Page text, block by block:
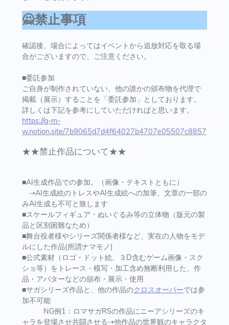
🙅禁止事項
確認後、場合によってはイベントから追放対応を取る場
合がございますので、ご注意ください。
■委託参加
ご自身が制作されていない、他の誰かの頒布物を代理で
掲載（展示）することを「委託参加」としております。
詳しくは下記を参考にしていただければと思います。
https://g-m-
w.notion.site/7b9065d7d4f64027b4707e05507c8857
★★禁止作品について★★
■AI生成作品での参加。（画像・テキストともに）
⇢AI生成絵のトレスやAI生成絵への加筆、文章の一部の
みAI生成も不可と致します
■スケールフィギュア・ぬいぐるみ等の立体物（版元の製
品と区別困難なため）
■舞台役者様やシリーズ関係者様など、実在の人物をモデ
ルにした作品(所謂ナマモノ)
■公式素材（ロゴ・ドット絵、３D含むゲーム画像・スク
ショ等）をトレース・模写・加工含め無断利用した、作
品・アバターなどの頒布・展示・使用
■サガシリーズ作品と、他の作品のクロスオーバーでは参
加不可能
NG例1：ロマサガRSの作品にニーアシリーズのキ
ャラを登場させ共闘させる⇢他作品の世界観のキャラクタ